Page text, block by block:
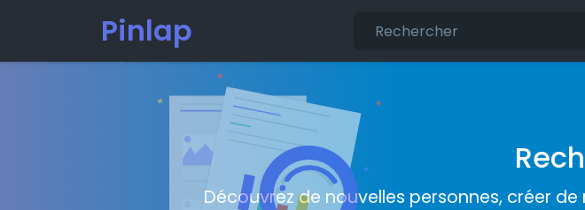
Pinlap
Découvrez de nouvelles personnes, créer